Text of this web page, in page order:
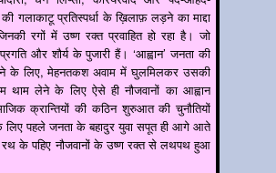
की गलाकाटू प्रतिस्पर्धा के ख़िलाफ़ लड़ने का माद्दा
रगों में उष्ण रक्त प्रवाहित हो रहा है। जो
प्रगति और शौर्य के पुजारी हैं। ‘आह्वान’ जनता की
के लिए, मेहनतकश अवाम में घुलमिलकर उसकी
थाम लेने के लिए ऐसे ही नौजवानों का आह्वान
क्रान्तियों की कठिन शुरुआत की चुनौतियों
लिए पहले जनता के बहादुर युवा सपूत ही आगे आते
के पहिए नौजवानों के उष्ण रक्त से लथपथ हुआ